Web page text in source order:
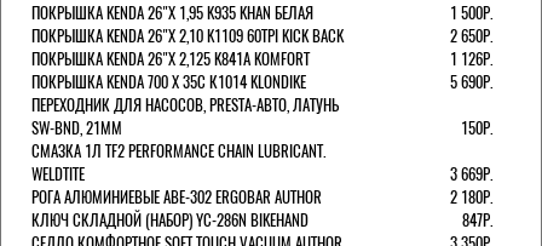
ПОКРЫШКА KENDA 26"Х 1,95 K935 KHAN БЕЛАЯ
1 500Р.
ПОКРЫШКА KENDA 26"Х 2,10 K1109 60TPI KICK BACK
2 650Р.
ПОКРЫШКА KENDA 26"Х 2,125 K841A KOMFORT
1 126Р.
ПОКРЫШКА KENDA 700 Х 35С К1014 KLONDIKE
5 690Р.
ПЕРЕХОДНИК ДЛЯ НАСОСОВ, PRESTA-АВТО, ЛАТУНЬ
SW-BND, 21ММ
150Р.
СМАЗКА 1Л TF2 PERFORMANCE CHAIN LUBRICANT.
WELDTITE
3 669Р.
РОГА АЛЮМИНИЕВЫЕ ABE-302 ERGOBAR AUTHOR
2 180Р.
КЛЮЧ СКЛАДНОЙ (НАБОР) YC-286N BIKEHAND
847Р.